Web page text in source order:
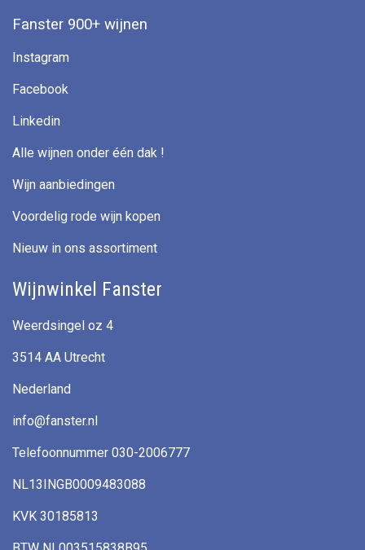
Fanster 900+ wijnen
Instagram
Facebook
Linkedin
Alle wijnen onder één dak !
Wijn aanbiedingen
Voordelig rode wijn kopen
Nieuw in ons assortiment
Wijnwinkel Fanster
Weerdsingel oz 4
3514 AA Utrecht
Nederland
info@fanster.nl
Telefoonnummer 030-2006777
NL13INGB0009483088
KVK 30185813